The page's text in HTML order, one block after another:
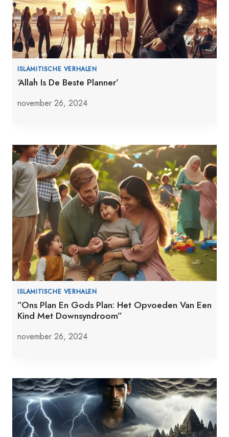
ISLAMITISCHE VERHALEN
‘Allah Is De Beste Planner’
november 26, 2024
ISLAMITISCHE VERHALEN
”Ons Plan En Gods Plan: Het Opvoeden Van Een
Kind Met Downsyndroom”
november 26, 2024